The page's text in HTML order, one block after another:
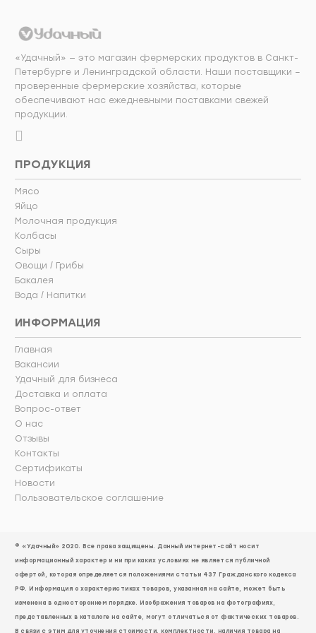
«Удачный» — это магазин фермерских продуктов в Санкт-
Петербурге и Ленинградской области. Наши поставщики –
проверенные фермерские хозяйства, которые
обеспечивают нас ежедневными поставками свежей
продукции.
ПРОДУКЦИЯ
Мясо
Яйцо
Молочная продукция
Колбасы
Сыры
Овощи / Грибы
Бакалея
Вода / Напитки
ИНФОРМАЦИЯ
Главная
Вакансии
Удачный для бизнеса
Доставка и оплата
Вопрос-ответ
О нас
Отзывы
Контакты
Сертификаты
Новости
Пользовательское соглашение
© «Удачный» 2020. Все права защищены. Данный интернет-сайт носит
информационный характер и ни при каких условиях не является публичной
офертой, которая определяется положениями статьи 437 Гражданского кодекса
РФ. Информация о характеристиках товаров, указанная на сайте, может быть
изменена в одностороннем порядке. Изображения товаров на фотографиях,
представленных в каталоге на сайте, могут отличаться от фактических товаров.
В связи с этим для уточнения стоимости, комплектности, наличия товара на